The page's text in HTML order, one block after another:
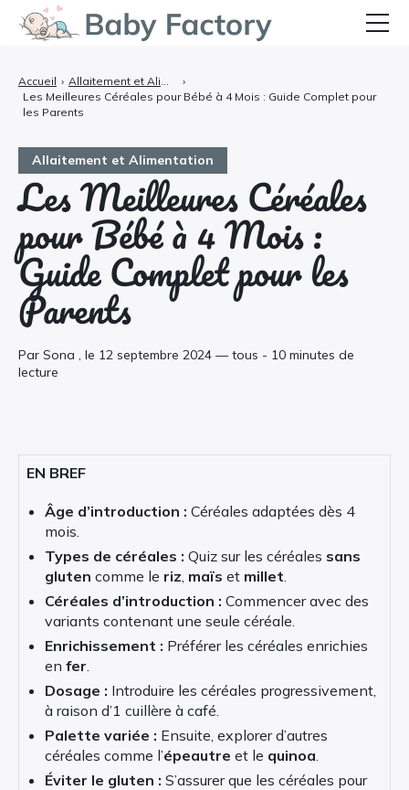
Allaitement et Alimentation
Les Meilleures Céréales
pour Bébé à 4 Mois :
Guide Complet pour les
Parents
Par Sona , le 12 septembre 2024 — tous - 10 minutes de
lecture
Accueil › Allaitement et Alimentation
›
Les Meilleures Céréales pour Bébé à 4 Mois : Guide Complet pour
les Parents
EN BREF
Âge d’introduction : Céréales adaptées dès 4
mois.
Types de céréales : Quiz sur les céréales sans
gluten comme le riz, maïs et millet.
Céréales d’introduction : Commencer avec des
variants contenant une seule céréale.
Enrichissement : Préférer les céréales enrichies
en fer.
Dosage : Introduire les céréales progressivement,
à raison d’1 cuillère à café.
Palette variée : Ensuite, explorer d’autres
céréales comme l’épeautre et le quinoa.
Éviter le gluten : S’assurer que les céréales pour
Grossesse et Accouchement
Allaitement et Alimentation
Santé et Soins
Équipements et Confort
Témoignages